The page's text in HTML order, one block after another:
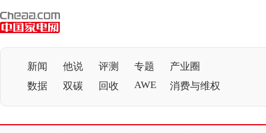
新闻 他说 评测 专题
产业圈
数据
双碳 回收 AWE 消费与维权